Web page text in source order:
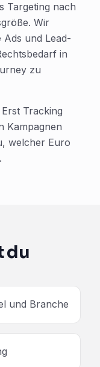
Targeting nach
Wir
Ads und Lead-
in
zu
Tracking
Kampagnen
welcher Euro
du
und Branche